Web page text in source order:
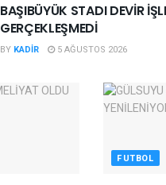
BAŞIBÜYÜK STADI DEVİR
GERÇEKLEŞMEDİ
BY KADIR 5 AĞUSTOS 2026
FUTBOL